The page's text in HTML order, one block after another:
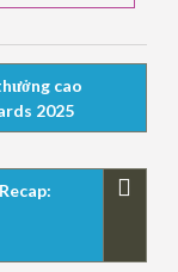
cao
2025